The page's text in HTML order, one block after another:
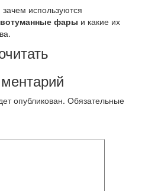
используются
фары и какие их
опубликован. Обязательные